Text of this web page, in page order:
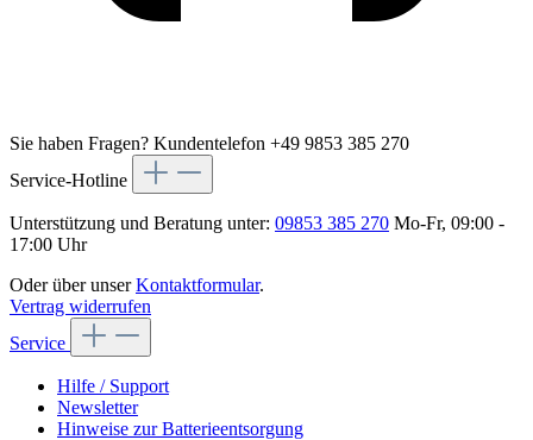
Sie haben Fragen? Kundentelefon +49 9853 385 270
Service-Hotline
Unterstützung und Beratung unter: 09853 385 270 Mo-Fr, 09:00 -
17:00 Uhr
Oder über unserKontaktformular.
Vertrag widerrufen
Service
Hilfe / Support
Newsletter
Hinweise zur Batterieentsorgung